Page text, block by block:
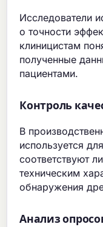
Исследователи
о точности
клиницистам
полученные
пациентами.
Контроль
В
используется
соответствуют
техническим
обнаружения
Анализ